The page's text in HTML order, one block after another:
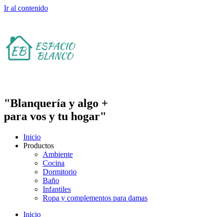
Ir al contenido
"Blanquería y algo +
para vos y tu hogar"
Inicio
Productos
Ambiente
Cocina
Dormitorio
Baño
Infantiles
Ropa y complementos para damas
Inicio